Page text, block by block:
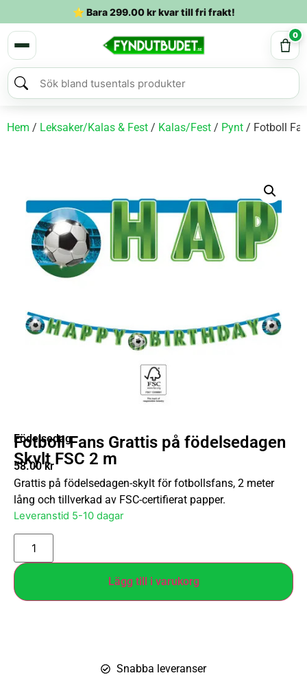
⭐ Bara299.00krkvar till fri frakt!
0
Hem / Leksaker/Kalas & Fest / Kalas/Fest / Pynt / Fotboll
Födelsedag
Fotboll Fans Grattis på födelsedagen
Skylt FSC 2 m
58.00kr
Grattis på födelsedagen-skylt för fotbollsfans, 2 meter
lång och tillverkad av FSC-certifierat papper.
Leveranstid 5-10 dagar
Lägg till i varukorg
Snabba leveranser